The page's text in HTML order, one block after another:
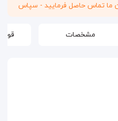
ما تماس حاصل فرمایید - سپاس
مشخصات